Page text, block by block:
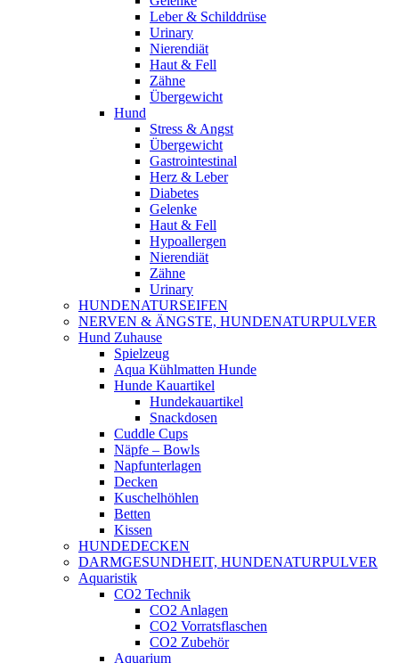
Leber & Schilddrüse
Urinary
Nierendiät
Haut & Fell
Zähne
Übergewicht
Hund
Stress & Angst
Übergewicht
Gastrointestinal
Herz & Leber
Diabetes
Gelenke
Haut & Fell
Hypoallergen
Nierendiät
Zähne
Urinary
HUNDENATURSEIFEN
NERVEN & ÄNGSTE, HUNDENATURPULVER
Hund Zuhause
Spielzeug
Aqua Kühlmatten Hunde
Hunde Kauartikel
Hundekauartikel
Snackdosen
Cuddle Cups
Näpfe – Bowls
Napfunterlagen
Decken
Kuschelhöhlen
Betten
Kissen
HUNDEDECKEN
DARMGESUNDHEIT, HUNDENATURPULVER
Aquaristik
CO2 Technik
CO2 Anlagen
CO2 Vorratsflaschen
CO2 Zubehör
Aquarium